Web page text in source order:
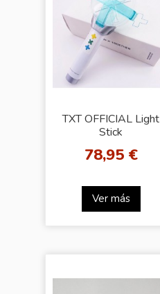
TXT OFFICIAL Light
Stick
78,95 €
Ver más